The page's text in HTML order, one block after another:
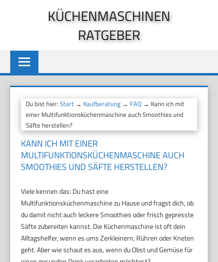
KÜCHENMASCHINEN
RATGEBER
Du bist hier:Start → Kaufberatung → FAQ → Kann ich mit
einer Multifunktionsküchenmaschine auch Smoothies und
Säfte herstellen?
KANN ICH MIT EINER
MULTIFUNKTIONSKÜCHENMASCHINE AUCH
SMOOTHIES UND SÄFTE HERSTELLEN?
Viele kennen das: Du hast eine
Multifunktionsküchenmaschine zu Hause und fragst dich, ob
du damit nicht auch leckere Smoothies oder frisch gepresste
Säfte zubereiten kannst. Die Küchenmaschine ist oft dein
Alltagshelfer, wenn es ums Zerkleinern, Rühren oder Kneten
geht. Aber wie schaut es aus, wenn du Obst und Gemüse für